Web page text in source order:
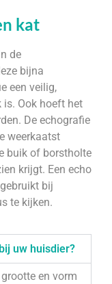
kat
de
bijna
een veilig,
Ook hoeft het
De echografie
weerkaatst
buik of borstholte
krijgt. Een echo
bij
te kijken.
uw huisdier?
en vorm